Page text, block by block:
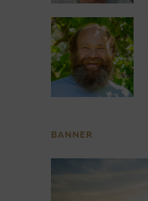
BANNER